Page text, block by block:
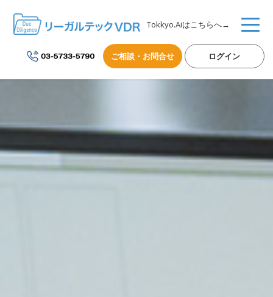
Tokkyo.Aiはこちらへ→
ご相談・お問合せ ログイン